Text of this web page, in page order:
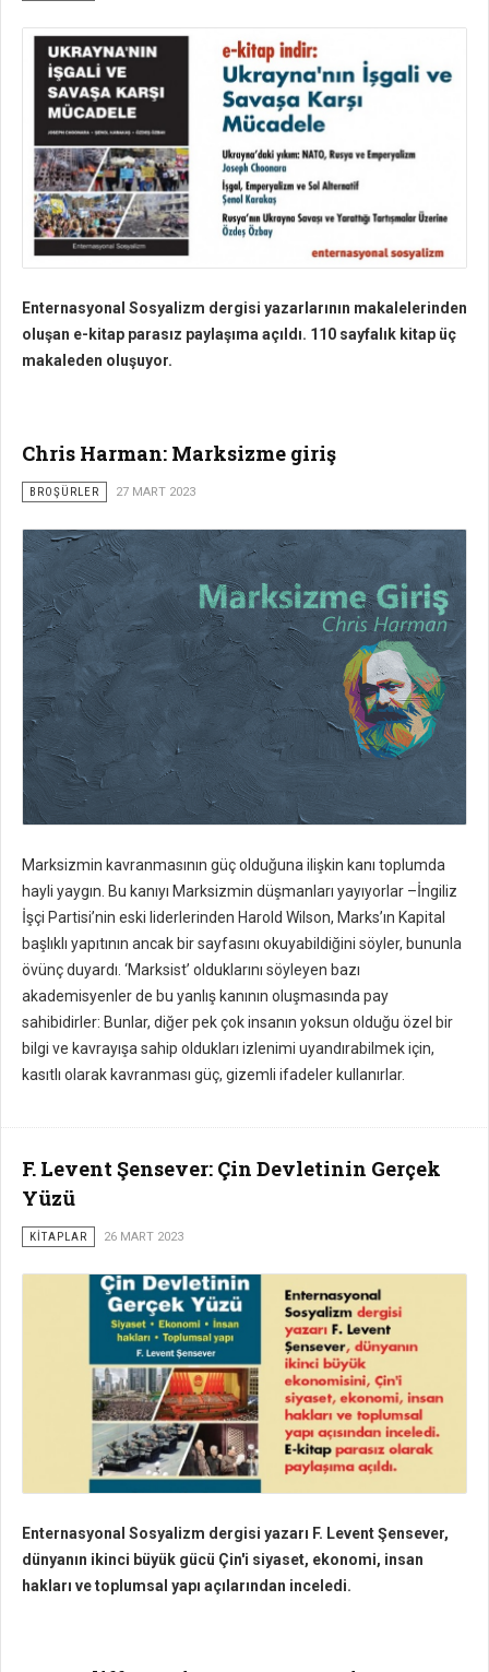
Enternasyonal Sosyalizm dergisi yazarlarının makalelerinden
oluşan e-kitap parasız paylaşıma açıldı. 110 sayfalık kitap üç
makaleden oluşuyor.
Chris Harman: Marksizme giriş
BROŞÜRLER 27 MART 2023
Marksizmin kavranmasının güç olduğuna ilişkin kanı toplumda
hayli yaygın. Bu kanıyı Marksizmin düşmanları yayıyorlar –İngiliz
İşçi Partisi’nin eski liderlerinden Harold Wilson, Marks’ın Kapital
başlıklı yapıtının ancak bir sayfasını okuyabildiğini söyler, bununla
övünç duyardı. ‘Marksist’ olduklarını söyleyen bazı
akademisyenler de bu yanlış kanının oluşmasında pay
sahibidirler: Bunlar, diğer pek çok insanın yoksun olduğu özel bir
bilgi ve kavrayışa sahip oldukları izlenimi uyandırabilmek için,
kasıtlı olarak kavranması güç, gizemli ifadeler kullanırlar.
F. Levent Şensever: Çin Devletinin Gerçek
Yüzü
KİTAPLAR 26 MART 2023
Enternasyonal Sosyalizm dergisi yazarı F. Levent Şensever,
dünyanın ikinci büyük gücü Çin'i siyaset, ekonomi, insan
hakları ve toplumsal yapı açılarından inceledi.